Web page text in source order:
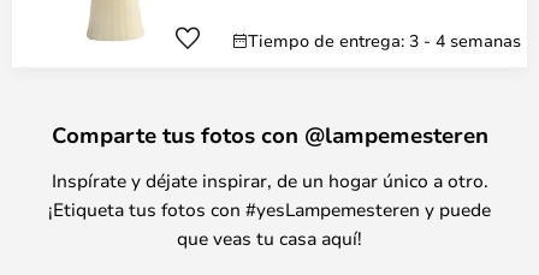
Tiempo de entrega: 3 - 4 semanas
Comparte tus fotos con @lampemesteren
Inspírate y déjate inspirar, de un hogar único a otro.
¡Etiqueta tus fotos con #yesLampemesteren y puede
que veas tu casa aquí!